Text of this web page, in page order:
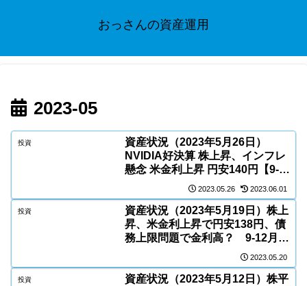
おっさんの資産運用
2023-05
投資
資産状況（2023年5月26日）
NVIDIA好決算 株上昇、インフレ
懸念 米金利上昇 円安140円【9-
12月底予想】 資産+19万円【資産
記録更新】
2023.05.26 2023.06.01
投資
資産状況（2023年5月19日）株上
昇、米金利上昇で円安138円、債
務上限問題で金利高？ 9-12月底
2023.05.20
投資
資産状況（2023年5月12日）株平